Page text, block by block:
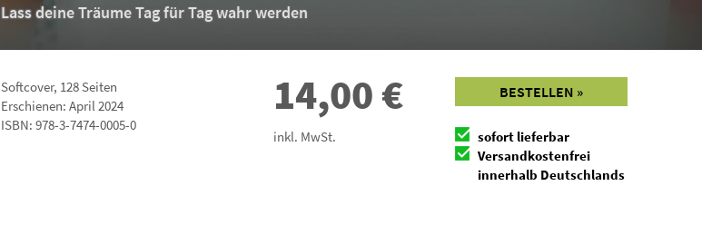
Lass deine Träume Tag für Tag wahr werden
Softcover, 128 Seiten
Erschienen: April 2024
ISBN: 978-3-7474-0005-0
14,00€
inkl. MwSt.
BESTELLEN »
sofort lieferbar
Versandkostenfrei
innerhalb Deutschlands